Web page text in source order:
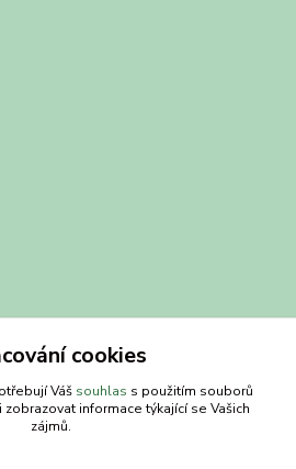
cookies
Váš souhlas s použitím souborů
informace týkající se Vašich
zájmů.